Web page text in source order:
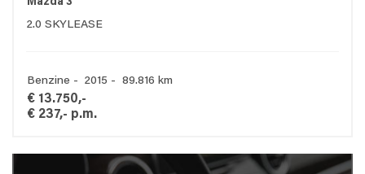
Mazda 3
2.0 SKYLEASE
Benzine - 2015 - 89.816 km
€ 13.750,-
€ 237,- p.m.